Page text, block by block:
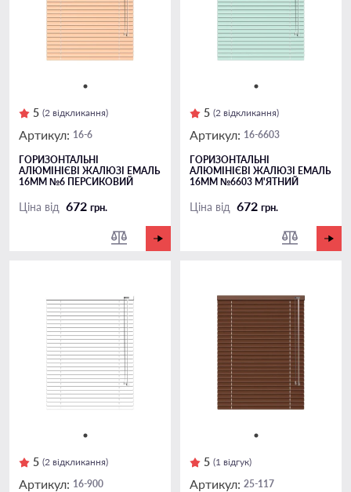
5 (2 відкликання)
Артикул: 16-6
ГОРИЗОНТАЛЬНІ
АЛЮМІНІЄВІ ЖАЛЮЗІ ЕМАЛЬ
16ММ №6 ПЕРСИКОВИЙ
Ціна від 672 грн.
5 (2 відкликання)
Артикул: 16-6603
ГОРИЗОНТАЛЬНІ
АЛЮМІНІЄВІ ЖАЛЮЗІ ЕМАЛЬ
16ММ №6603 М'ЯТНИЙ
Ціна від 672 грн.
5 (2 відкликання)
Артикул: 16-900
5 (1 відгук)
Артикул: 25-117